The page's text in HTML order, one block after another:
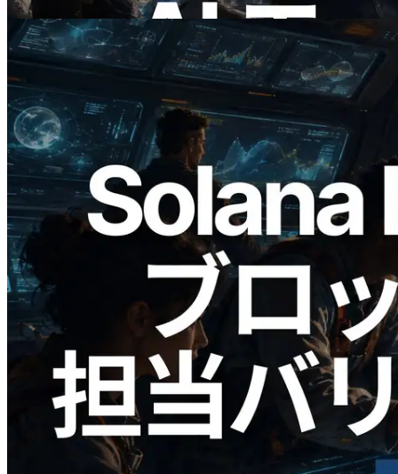
この記事を読む
2026.05.24
Validators Solutions、Solana ブロックア
ナライザーを公開 — slot 単位のブロッ
ク生成時間と担当バリデータを視覚化
この記事を読む
さらに読み込む